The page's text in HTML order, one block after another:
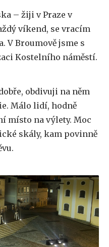
– žiji v Praze v
víkend, se vracím
V Broumově jsme s
Kostelního náměstí.
obdivuji na něm
Málo lidí, hodně
místo na výlety. Moc
skály, kam povinně